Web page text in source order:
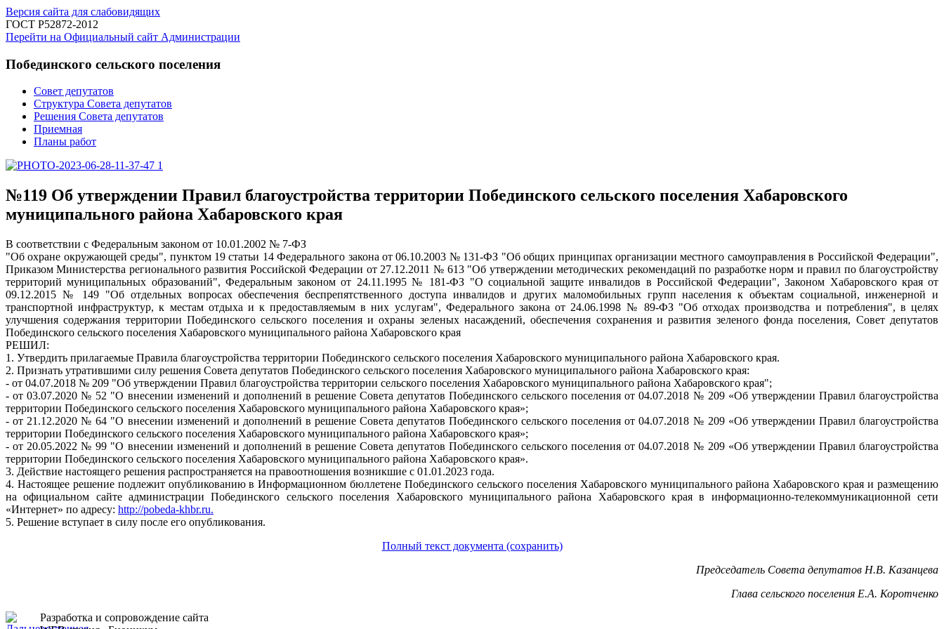
Версия сайта для слабовидящих
ГОСТ Р52872-2012
Перейти на Официальный сайт Администрации
Побединского сельского поселения
Совет депутатов
Структура Совета депутатов
Решения Совета депутатов
Приемная
Планы работ
№119 Об утверждении Правил благоустройства территории Побединского сельского поселения Хабаровского
муниципального района Хабаровского края
В соответствии с Федеральным законом от 10.01.2002 № 7-ФЗ
"Об охране окружающей среды", пунктом 19 статьи 14 Федерального закона от 06.10.2003 № 131-ФЗ "Об общих принципах организации местного самоуправления в Российской Федерации",
Приказом Министерства регионального развития Российской Федерации от 27.12.2011 № 613 "Об утверждении методических рекомендаций по разработке норм и правил по благоустройству
территорий муниципальных образований", Федеральным законом от 24.11.1995 № 181-ФЗ "О социальной защите инвалидов в Российской Федерации", Законом Хабаровского края от
09.12.2015 № 149 "Об отдельных вопросах обеспечения беспрепятственного доступа инвалидов и других маломобильных групп населения к объектам социальной, инженерной и
транспортной инфраструктур, к местам отдыха и к предоставляемым в них услугам", Федерального закона от 24.06.1998 № 89-ФЗ "Об отходах производства и потребления", в целях
улучшения содержания территории Побединского сельского поселения и охраны зеленых насаждений, обеспечения сохранения и развития зеленого фонда поселения, Совет депутатов
Побединского сельского поселения Хабаровского муниципального района Хабаровского края
РЕШИЛ:
1. Утвердить прилагаемые Правила благоустройства территории Побединского сельского поселения Хабаровского муниципального района Хабаровского края.
2. Признать утратившими силу решения Совета депутатов Побединского сельского поселения Хабаровского муниципального района Хабаровского края:
- от 04.07.2018 № 209 "Об утверждении Правил благоустройства территории сельского поселения Хабаровского муниципального района Хабаровского края";
- от 03.07.2020 № 52 "О внесении изменений и дополнений в решение Совета депутатов Побединского сельского поселения от 04.07.2018 № 209 «Об утверждении Правил благоустройства
территории Побединского сельского поселения Хабаровского муниципального района Хабаровского края»;
- от 21.12.2020 № 64 "О внесении изменений и дополнений в решение Совета депутатов Побединского сельского поселения от 04.07.2018 № 209 «Об утверждении Правил благоустройства
территории Побединского сельского поселения Хабаровского муниципального района Хабаровского края»;
- от 20.05.2022 № 99 "О внесении изменений и дополнений в решение Совета депутатов Побединского сельского поселения от 04.07.2018 № 209 «Об утверждении Правил благоустройства
территории Побединского сельского поселения Хабаровского муниципального района Хабаровского края».
3. Действие настоящего решения распространяется на правоотношения возникшие с 01.01.2023 года.
4. Настоящее решение подлежит опубликованию в Информационном бюллетене Побединского сельского поселения Хабаровского муниципального района Хабаровского края и размещению
на официальном сайте администрации Побединского сельского поселения Хабаровского муниципального района Хабаровского края в информационно-телекоммуникационной сети
«Интернет» по адресу: http://pobeda-khbr.ru.
5. Решение вступает в силу после его опубликования.
Полный текст документа (сохранить)
Председатель Совета депутатов Н.В. Казанцева
Глава сельского поселения Е.А. Коротченко
Разработка и сопровождение сайта